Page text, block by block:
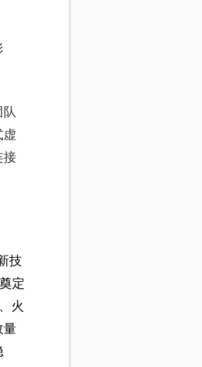
虚
接
技
定
火
量